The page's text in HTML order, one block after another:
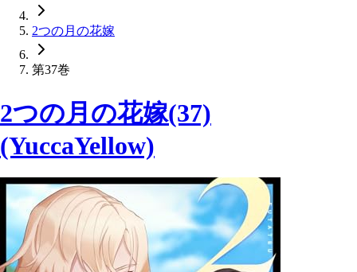
2つの月の花嫁
第37巻
2つの月の花嫁(37)
(YuccaYellow)